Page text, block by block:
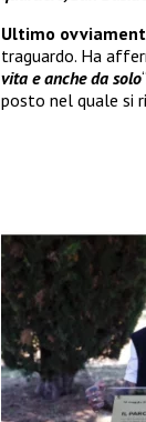
Ultimo
traguardo. Ha
vita e anche da solo
posto nel quale si